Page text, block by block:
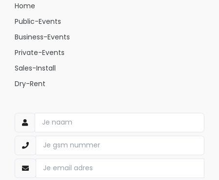
Home
Public-Events
Business-Events
Private-Events
Sales-Install
Dry-Rent